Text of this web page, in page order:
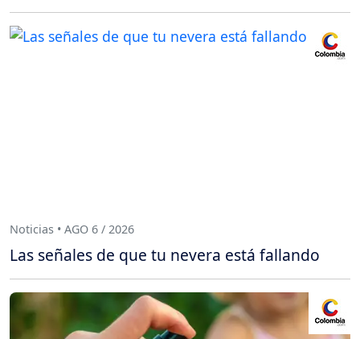
Noticias • AGO 6 / 2026
Las señales de que tu nevera está fallando